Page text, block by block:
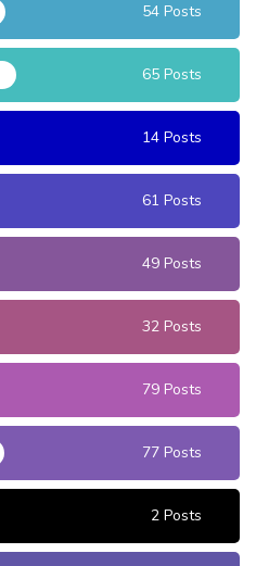
54 Posts
65 Posts
14 Posts
61 Posts
49 Posts
32 Posts
79 Posts
77 Posts
2 Posts